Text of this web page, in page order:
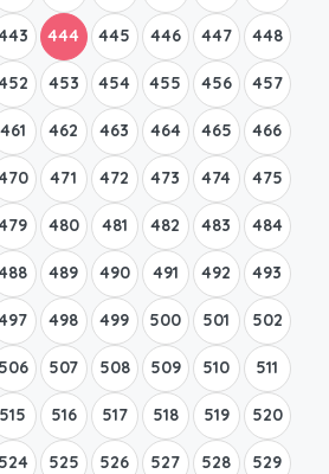
444 445 446 447 448
453 454 455 456 457
461 462 463 464 465 466
471 472 473 474 475
480 481 482 483 484
489 490 491 492 493
498 499 500 501 502
506 507 508 509 510 511
515 516 517 518 519 520
524 525 526 527 528 529